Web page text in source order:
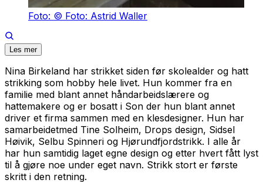
Foto: © Foto: Astrid Waller
Les mer
Nina Birkeland har strikket siden før skolealder og hatt
strikking som hobby hele livet. Hun kommer fra en
familie med blant annet håndarbeidslærere og
hattemakere og er bosatt i Son der hun blant annet
driver et firma sammen med en klesdesigner. Hun har
samarbeidetmed Tine Solheim, Drops design, Sidsel
Høivik, Selbu Spinneri og Hjørundfjordstrikk. I alle år
har hun samtidig laget egne design og etter hvert fått lyst
til å gjøre noe under eget navn. Strikk stort er første
skritt i den retning.